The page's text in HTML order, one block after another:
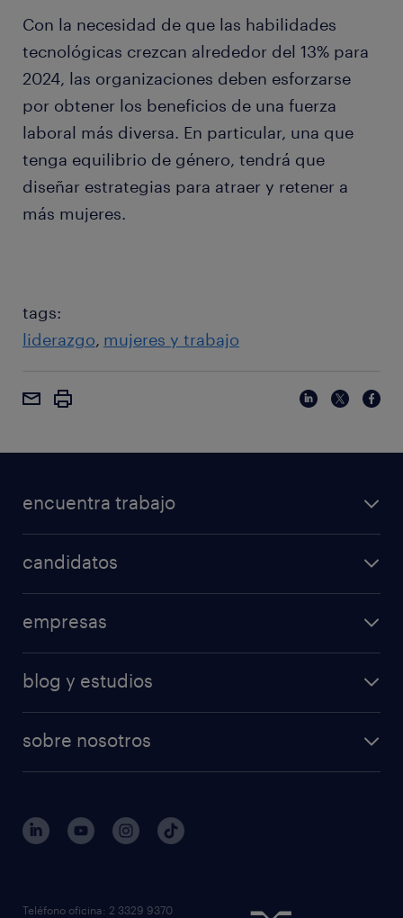
Con la necesidad de que las habilidades
tecnológicas crezcan alrededor del 13% para
2024, las organizaciones deben esforzarse
por obtener los beneficios de una fuerza
laboral más diversa. En particular, una que
tenga equilibrio de género, tendrá que
diseñar estrategias para atraer y retener a
más mujeres.
tags:
liderazgo mujeres y trabajo
encuentra trabajo
candidatos
empresas
blog y estudios
sobre nosotros
Teléfono oficina: 2 3329 9370